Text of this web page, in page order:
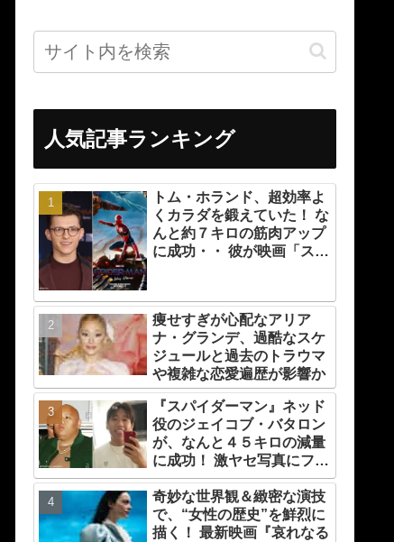
人気記事ランキング
トム・ホランド、超効率よ
くカラダを鍛えていた！ な
んと約７キロの筋肉アップ
に成功・・ 彼が映画「スパ
法とは？
痩せすぎが心配なアリア
ナ・グランデ、過酷なスケ
ジュールと過去のトラウマ
や複雑な恋愛遍歴が影響か
『スパイダーマン』ネッド
役のジェイコブ・バタロン
が、なんと４５キロの減量
に成功！ 激ヤセ写真にファ
ンたちもビックリ[写真あ
り]
奇妙な世界観＆緻密な演技
で、“女性の歴史”を鮮烈に
描く！ 最新映画『哀れなる